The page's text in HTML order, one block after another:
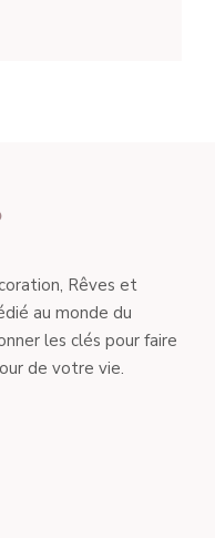
Rêves et
au monde du
les clés pour faire
de votre vie.